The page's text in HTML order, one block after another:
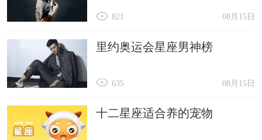
08月15日
821
里约奥运会星座男神榜
08月15日
635
十二星座适合养的宠物